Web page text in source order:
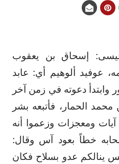
إسحاق بن يعقوب
عوفيد ألوهيم أي: عابد
وابتدأ دعوته في زمن آخر
الحمار، فأتبعه بشر
آيات ومعجزات وزعموا أنه
خطاً بعود آس وقال:
ينالكم عدو بسلاح فكان